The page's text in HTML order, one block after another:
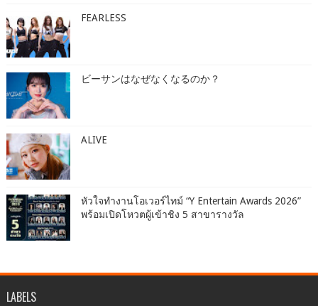
FEARLESS
ビーサンはなぜなくなるのか？
ALIVE
หัวใจทำงานโอเวอร์ไทม์ “Y Entertain Awards 2026”
พร้อมเปิดโหวตผู้เข้าชิง 5 สาขารางวัล
LABELS